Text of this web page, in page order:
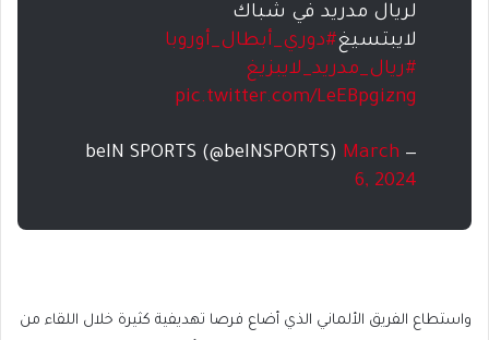
لريال مدريد في شباك
لايبتسيغ#دوري_أبطال_أوروبا
#ريال_مدريد_لايبزيغ
pic.twitter.com/LeEBpgizng
— beIN SPORTS (@beINSPORTS)
March
6, 2024
واستطاع الفريق الألماني الذي أضاع فرصا تهديفية كثيرة خلال اللقاء من